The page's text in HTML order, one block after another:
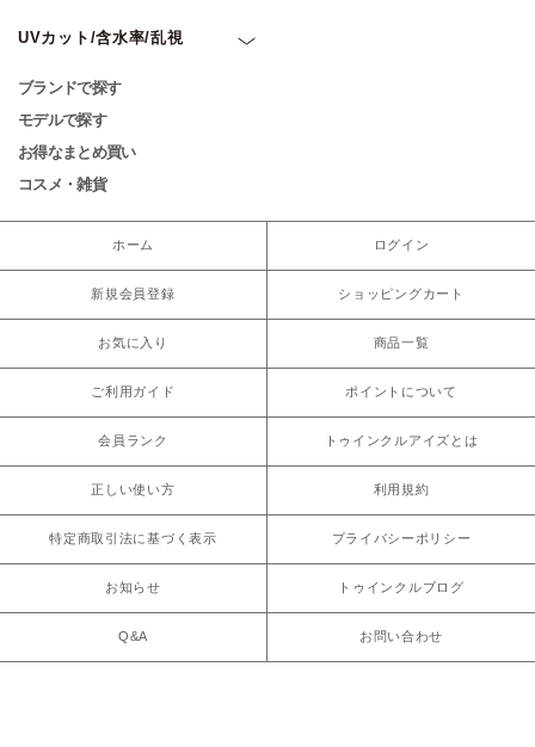
UVカット/含水率/乱視
ブランドで探す
モデルで探す
お得なまとめ買い
コスメ・雑貨
ホーム ログイン
新規会員登録 ショッピングカート
お気に入り 商品一覧
ご利用ガイド ポイントについて
会員ランク トゥインクルアイズとは
正しい使い方 利用規約
特定商取引法に基づく表示 プライバシーポリシー
お知らせ トゥインクルブログ
Q&A お問い合わせ